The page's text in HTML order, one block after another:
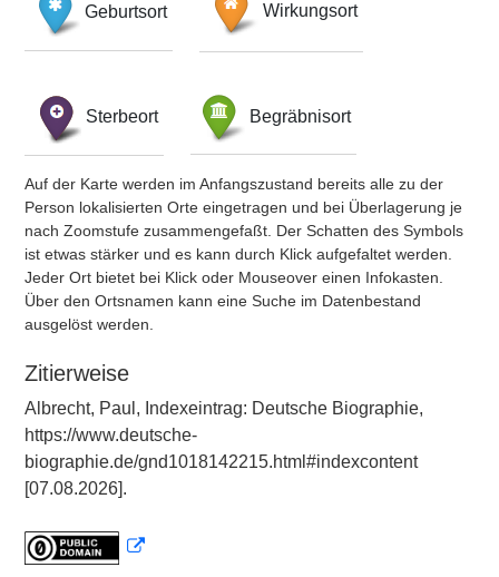
Geburtsort Wirkungsort
Sterbeort Begräbnisort
Auf der Karte werden im Anfangszustand bereits alle zu der
Person lokalisierten Orte eingetragen und bei Überlagerung je
nach Zoomstufe zusammengefaßt. Der Schatten des Symbols
ist etwas stärker und es kann durch Klick aufgefaltet werden.
Jeder Ort bietet bei Klick oder Mouseover einen Infokasten.
Über den Ortsnamen kann eine Suche im Datenbestand
ausgelöst werden.
Zitierweise
Albrecht, Paul, Indexeintrag: Deutsche Biographie,
https://www.deutsche-
biographie.de/gnd1018142215.html#indexcontent
[07.08.2026].